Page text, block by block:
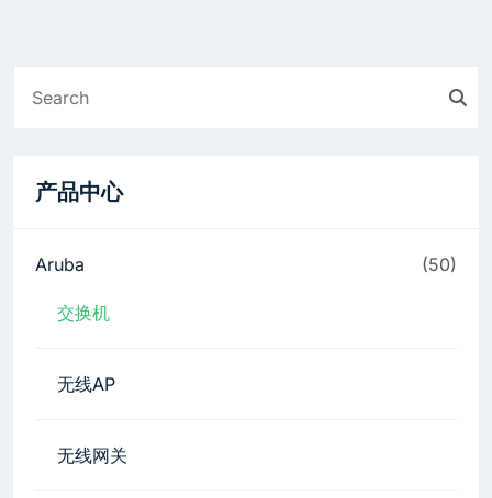
产品中心
Aruba (50)
交换机
无线AP
无线网关